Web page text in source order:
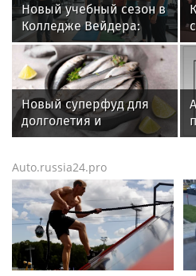
Новый учебный сезон в
Колледже Вейдера:
стартовали очные
программы подготовки
фитнес-тренеров и
специалистов
индустрии здоровья
Новый суперфуд для
долголетия и
омоложения: чем
Auto.russia24.pro